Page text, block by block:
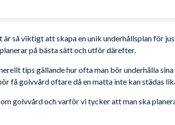
och fungera över tid och vissa andra mindre
är så viktigt att skapa en unik underhållsplan för
på bästa sätt och utför därefter.
tips gällande hur ofta man bör underhålla
få golvvård oftare då en matta inte kan städas
golvvård och varför vi tycker att man ska